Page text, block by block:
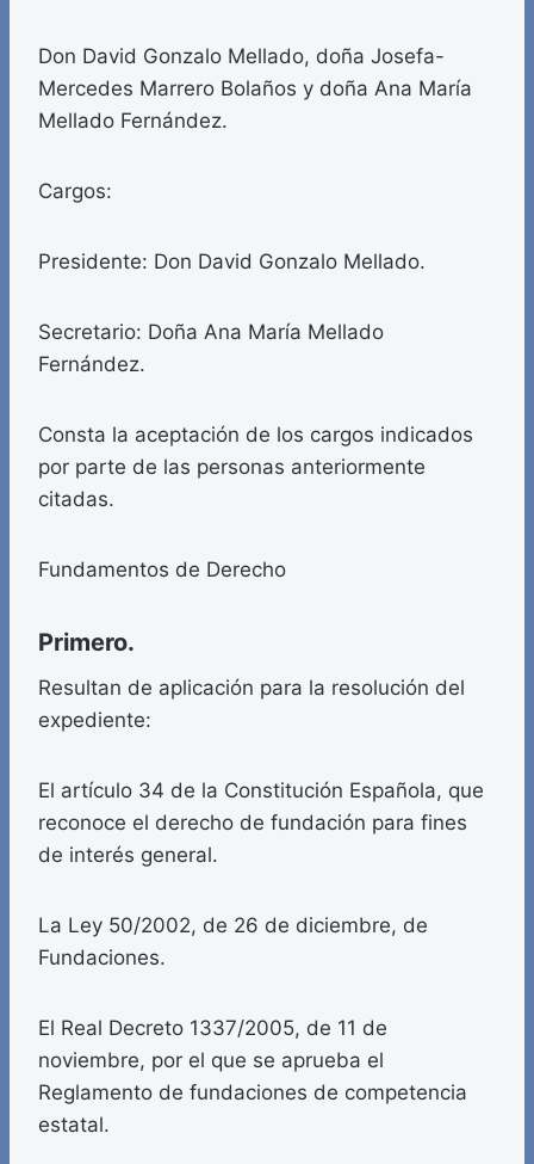
Don David Gonzalo Mellado, doña Josefa-
Mercedes Marrero Bolaños y doña Ana María
Mellado Fernández.
Cargos:
Presidente: Don David Gonzalo Mellado.
Secretario: Doña Ana María Mellado
Fernández.
Consta la aceptación de los cargos indicados
por parte de las personas anteriormente
citadas.
Fundamentos de Derecho
Primero.
Resultan de aplicación para la resolución del
expediente:
El artículo 34 de la Constitución Española, que
reconoce el derecho de fundación para fines
de interés general.
La Ley 50/2002, de 26 de diciembre, de
Fundaciones.
El Real Decreto 1337/2005, de 11 de
noviembre, por el que se aprueba el
Reglamento de fundaciones de competencia
estatal.